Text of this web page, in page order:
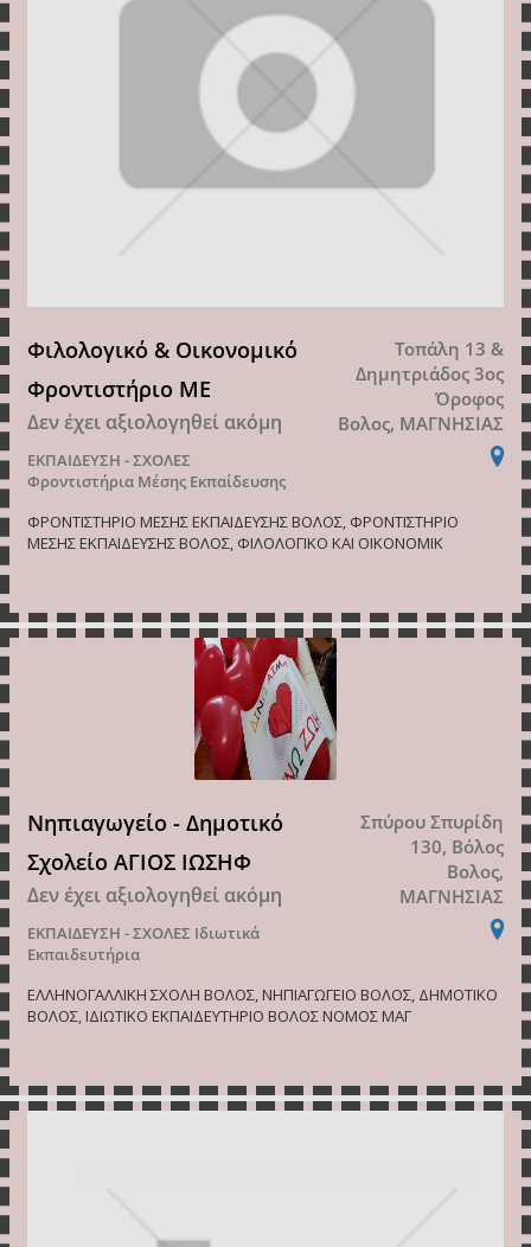
Φιλολογικό & Οικονομικό
Φροντιστήριο ΜΕ
Δεν έχει αξιολογηθεί ακόμη
ΕΚΠΑΙΔΕΥΣΗ - ΣΧΟΛΕΣ
Φροντιστήρια Μέσης Εκπαίδευσης
Τοπάλη 13 &
Δημητριάδος 3ος
Όροφος
Βολος, ΜΑΓΝΗΣΙΑΣ
ΦΡΟΝΤΙΣΤΗΡΙΟ ΜΕΣΗΣ ΕΚΠΑΙΔΕΥΣΗΣ ΒΟΛΟΣ, ΦΡΟΝΤΙΣΤΗΡΙΟ
ΜΕΣΗΣ ΕΚΠΑΙΔΕΥΣΗΣ ΒΟΛΟΣ, ΦΙΛΟΛΟΓΙΚΟ ΚΑΙ ΟΙΚΟΝΟΜΙΚ
Νηπιαγωγείο - Δημοτικό
Σχολείο ΑΓΙΟΣ ΙΩΣΗΦ
Δεν έχει αξιολογηθεί ακόμη
ΕΚΠΑΙΔΕΥΣΗ - ΣΧΟΛΕΣ Ιδιωτικά
Εκπαιδευτήρια
Σπύρου Σπυρίδη
130, Βόλος
Βολος,
ΜΑΓΝΗΣΙΑΣ
ΕΛΛΗΝΟΓΑΛΛΙΚΗ ΣΧΟΛΗ ΒΟΛΟΣ, ΝΗΠΙΑΓΩΓΕΙΟ ΒΟΛΟΣ, ΔΗΜΟΤΙΚΟ
ΒΟΛΟΣ, ΙΔΙΩΤΙΚΟ ΕΚΠΑΙΔΕΥΤΗΡΙΟ ΒΟΛΟΣ ΝΟΜΟΣ ΜΑΓ